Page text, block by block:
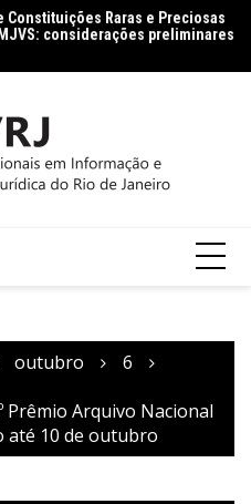
perspectiva da Ciência da
e tipologia com vistas à
outubro
6
Prêmio Arquivo Nacional
até 10 de outubro